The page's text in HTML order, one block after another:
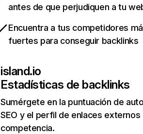
antes de que perjudiquen a tu
Encuentra a tus competidores
fuertes para conseguir backlinks
island.io
Estadísticas de backlinks
Sumérgete en la puntuación de
SEO y el perfil de enlaces externos
competencia.